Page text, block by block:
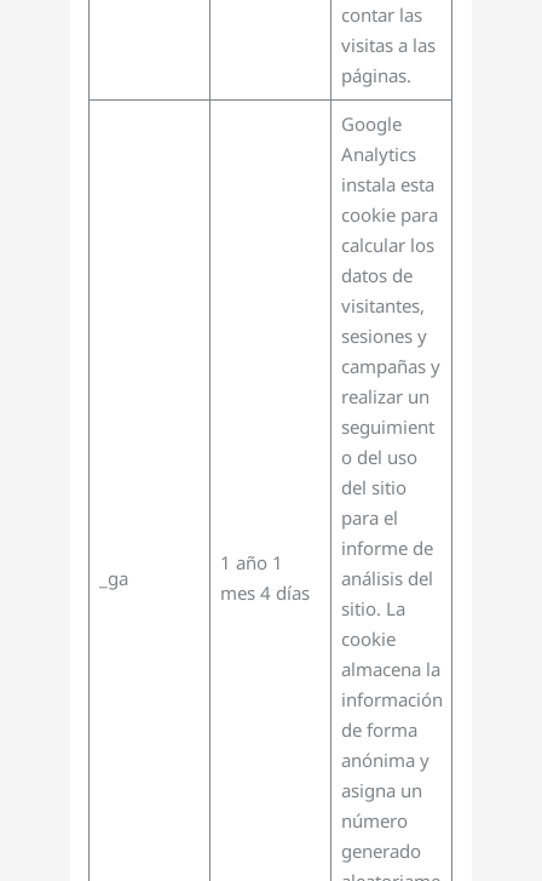
contar las
visitas a las
páginas.
_ga
1 año 1
mes 4 días
Google
Analytics
instala esta
cookie para
calcular los
datos de
visitantes,
sesiones y
campañas y
realizar un
seguimient
o del uso
del sitio
para el
informe de
análisis del
sitio. La
cookie
almacena la
información
de forma
anónima y
asigna un
número
generado